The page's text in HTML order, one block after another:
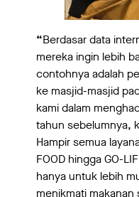
“Berdasar data
mereka ingin lebih
contohnya adalah
ke masjid-masjid
kami dalam
tahun sebelumnya,
Hampir semua
FOOD hingga GO-
hanya untuk lebih
menikmati